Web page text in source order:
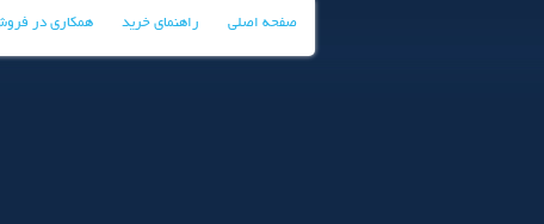
صفحه اصلی راهنمای خرید همکاری در